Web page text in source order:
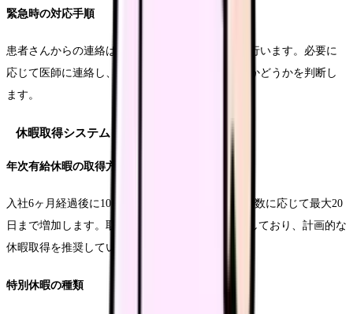
緊急時の対応手順
患者さんからの連絡は、まず電話での状況確認を行います。必要に
応じて医師に連絡し、指示を仰ぎながら訪問するかどうかを判断し
ます。
休暇取得システム
年次有給休暇の取得方法
入社6ヶ月経過後に10日間付与され、以降は勤続年数に応じて最大20
日まで増加します。取得率は平均70%以上を維持しており、計画的な
休暇取得を推奨しています。
特別休暇の種類